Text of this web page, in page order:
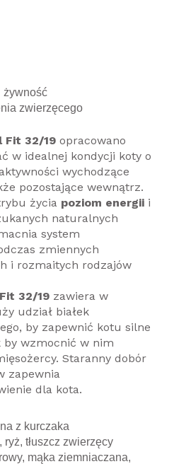
żywność
zwierzęcego
Fit 32/19 opracowano
w idealnej kondycji koty o
wychodzące
pozostające wewnątrz.
życia poziom energii i
naturalnych
system
zmiennych
i rozmaitych rodzajów
32/19 zawiera w
udział białek
by zapewnić kotu silne
by wzmocnić w nim
Staranny dobór
zapewnia
dla kota.
z kurczaka
tłuszcz zwierzęcy
mąka ziemniaczana,